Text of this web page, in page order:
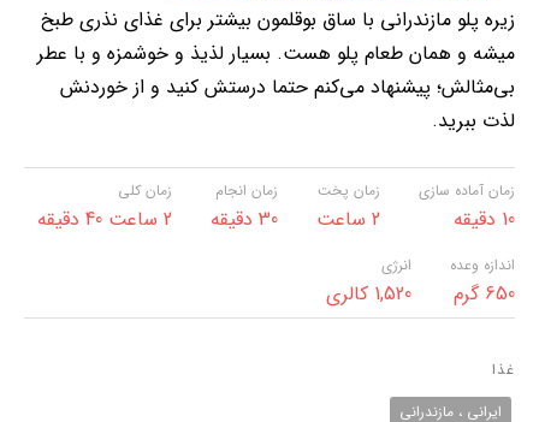
زیره پلو مازندرانی با ساق بوقلمون بیشتر برای غذای نذری طبخ
میشه و همان طعام پلو هست. بسیار لذیذ و خوشمزه و با عطر
بی‌مثالش؛ پیشنهاد می‌کنم حتما درستش کنید و از خوردنش
لذت ببرید.⁣
زمان آماده سازی
10 دقیقه
زمان پخت
2 ساعت
زمان انجام
30 دقیقه
زمان کلی
2 ساعت 40 دقیقه
اندازه وعده
650 گرم
انرژی
1,520 کالری
غذا
ایرانی ، مازندرانی